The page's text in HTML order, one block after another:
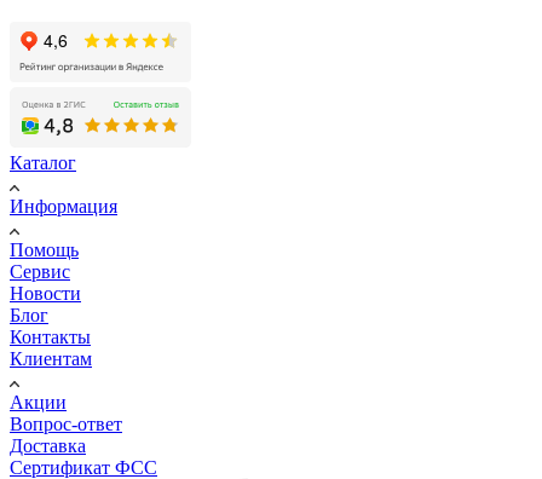
Каталог
Информация
Помощь
Сервис
Новости
Блог
Контакты
Клиентам
Акции
Вопрос-ответ
Доставка
Сертификат ФСС